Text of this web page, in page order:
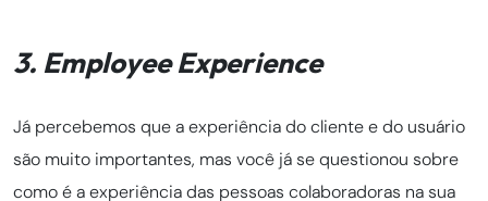
3. Employee Experience
Já percebemos que a experiência do cliente e do usuário
são muito importantes, mas você já se questionou sobre
como é a experiência das pessoas colaboradoras na sua